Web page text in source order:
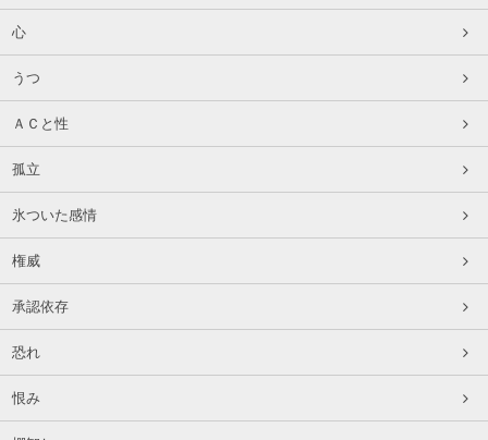
心
うつ
ＡＣと性
孤立
氷ついた感情
権威
承認依存
恐れ
恨み